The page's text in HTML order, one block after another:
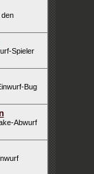
Spieler
Bug
Abwurf